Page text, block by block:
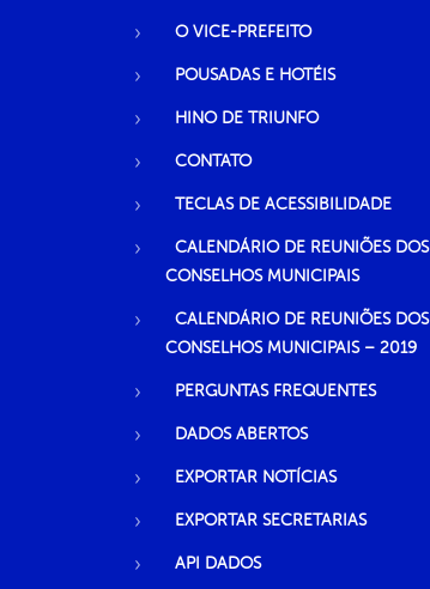
O VICE-PREFEITO
POUSADAS E HOTÉIS
HINO DE TRIUNFO
CONTATO
TECLAS DE ACESSIBILIDADE
CALENDÁRIO DE REUNIÕES DOS
CONSELHOS MUNICIPAIS
CALENDÁRIO DE REUNIÕES DOS
CONSELHOS MUNICIPAIS – 2019
PERGUNTAS FREQUENTES
DADOS ABERTOS
EXPORTAR NOTÍCIAS
EXPORTAR SECRETARIAS
API DADOS